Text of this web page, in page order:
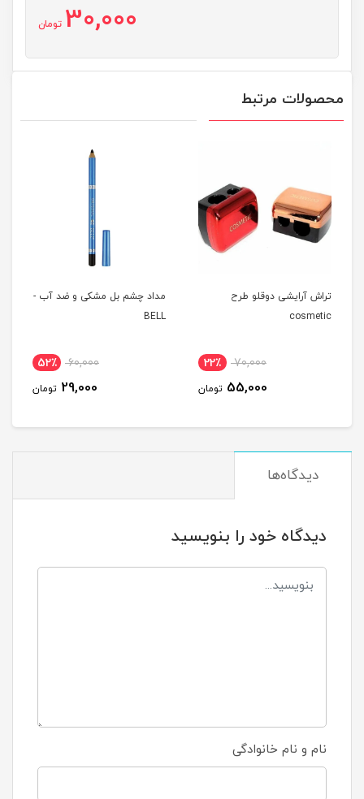
30,000 تومان
محصولات مرتبط
تراش آرایشی دوقلو طرح
cosmetic
70,000 22٪
55,000 تومان
مداد چشم بل مشکی و ضد آب -
BELL
60,000 52٪
29,000 تومان
دیدگاه‌ها
دیدگاه خود را بنویسید
نام و نام خانوادگی